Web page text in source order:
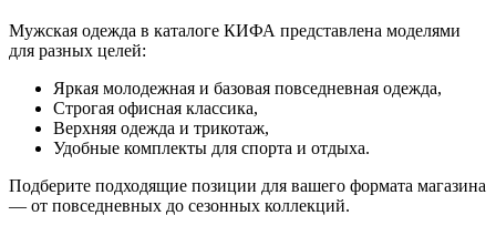
Мужская одежда в каталоге КИФА представлена моделями
для разных целей:
Яркая молодежная и базовая повседневная одежда,
Строгая офисная классика,
Верхняя одежда и трикотаж,
Удобные комплекты для спорта и отдыха.
Подберите подходящие позиции для вашего формата магазина
— от повседневных до сезонных коллекций.